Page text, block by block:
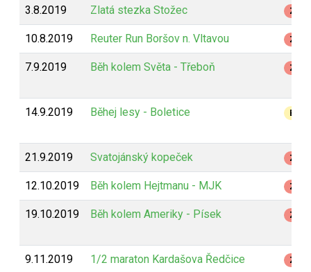
3.8.2019 Zlatá stezka Stožec Z
10.8.2019 Reuter Run Boršov n. Vltavou Z
7.9.2019 Běh kolem Světa - Třeboň Z
14.9.2019 Běhej lesy - Boletice B
21.9.2019 Svatojánský kopeček Z
12.10.2019 Běh kolem Hejtmanu - MJK Z
19.10.2019 Běh kolem Ameriky - Písek Z
9.11.2019 1/2 maraton Kardašova Ředčice Z